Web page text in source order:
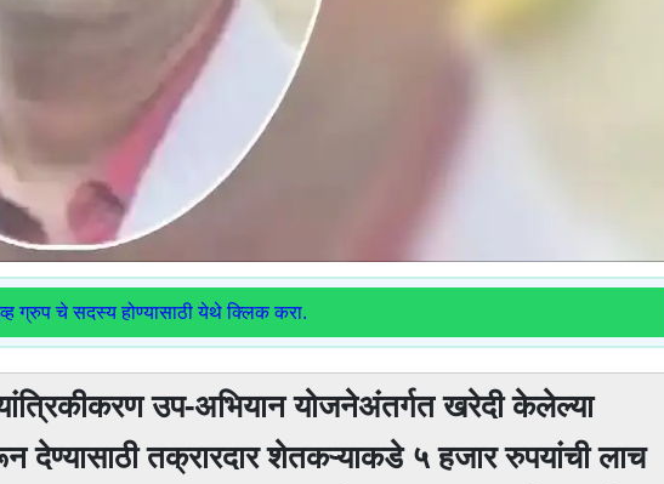
ग्रुप चे सदस्य होण्यासाठी येथे क्लिक करा.
उप-अभियान योजनेअंतर्गत खरेदी केलेल्या
देण्यासाठी तक्रारदार शेतकऱ्याकडे ५ हजार रुपयांची लाच